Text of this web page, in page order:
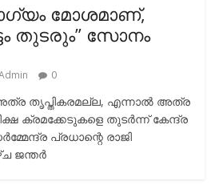
മോശമാണ്,
തുടരും” സോനം
0
തൃപ്തികരമല്ല, എന്നാൽ അത്ര
ക്രമക്കേടുകളെ തുടർന്ന് കേന്ദ്ര
പ്രധാന്റെ രാജി
ജന്തർ